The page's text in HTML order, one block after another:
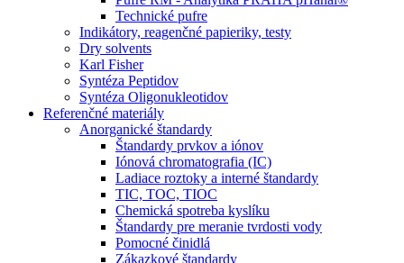
Technické pufre
Indikátory, reagenčné papieriky, testy
Dry solvents
Karl Fisher
Syntéza Peptidov
Syntéza Oligonukleotidov
Referenčné materiály
Anorganické štandardy
Štandardy prvkov a iónov
Iónová chromatografia (IC)
Ladiace roztoky a interné štandardy
TIC, TOC, TIOC
Chemická spotreba kyslíku
Štandardy pre meranie tvrdosti vody
Pomocné činidlá
Zákazkové štandardy